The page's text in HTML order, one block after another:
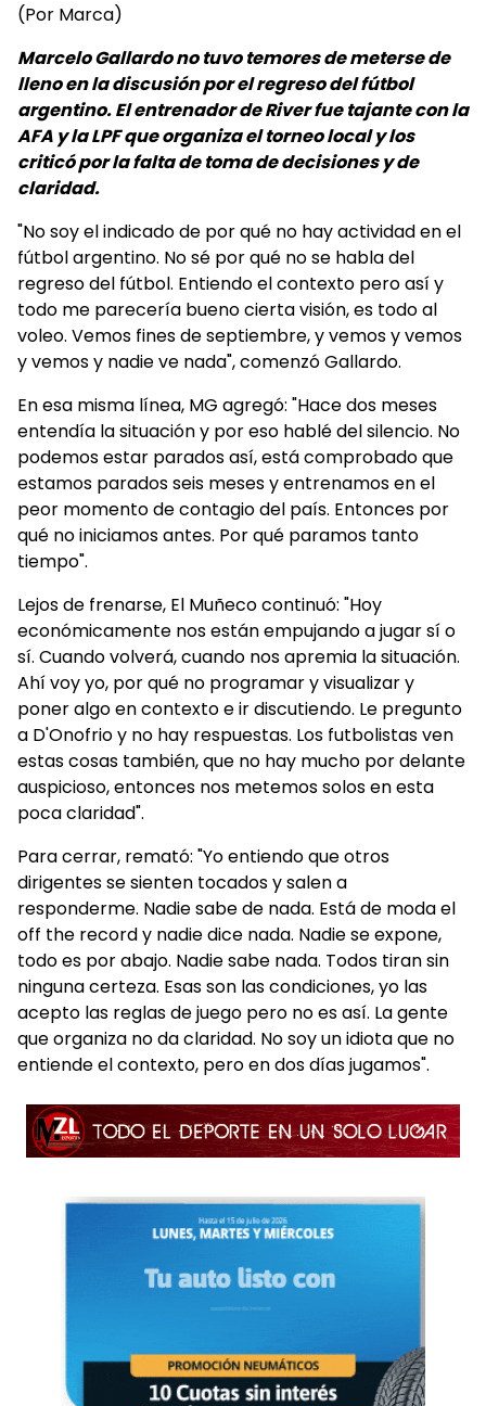
(Por Marca)
Marcelo Gallardo no tuvo temores de meterse de
lleno en la discusión por el regreso del fútbol
argentino. El entrenador de River fue tajante con la
AFA y la LPF que organiza el torneo local y los
criticó por la falta de toma de decisiones y de
claridad.
"No soy el indicado de por qué no hay actividad en el
fútbol argentino. No sé por qué no se habla del
regreso del fútbol. Entiendo el contexto pero así y
todo me parecería bueno cierta visión, es todo al
voleo. Vemos fines de septiembre, y vemos y vemos
y vemos y nadie ve nada", comenzó Gallardo.
En esa misma línea, MG agregó: "Hace dos meses
entendía la situación y por eso hablé del silencio. No
podemos estar parados así, está comprobado que
estamos parados seis meses y entrenamos en el
peor momento de contagio del país. Entonces por
qué no iniciamos antes. Por qué paramos tanto
tiempo".
Lejos de frenarse, El Muñeco continuó: "Hoy
económicamente nos están empujando a jugar sí o
sí. Cuando volverá, cuando nos apremia la situación.
Ahí voy yo, por qué no programar y visualizar y
poner algo en contexto e ir discutiendo. Le pregunto
a D'Onofrio y no hay respuestas. Los futbolistas ven
estas cosas también, que no hay mucho por delante
auspicioso, entonces nos metemos solos en esta
poca claridad".
Para cerrar, remató: "Yo entiendo que otros
dirigentes se sienten tocados y salen a
responderme. Nadie sabe de nada. Está de moda el
off the record y nadie dice nada. Nadie se expone,
todo es por abajo. Nadie sabe nada. Todos tiran sin
ninguna certeza. Esas son las condiciones, yo las
acepto las reglas de juego pero no es así. La gente
que organiza no da claridad. No soy un idiota que no
entiende el contexto, pero en dos días jugamos".